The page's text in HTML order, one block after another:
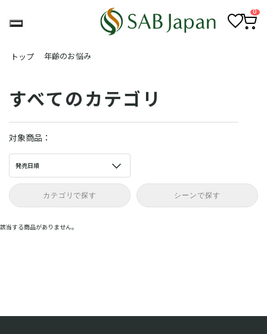
0
トップ 年齢のお悩み
すべてのカテゴリ
対象商品：
発売日順
カテゴリで探す シーンで探す
該当する商品がありません。